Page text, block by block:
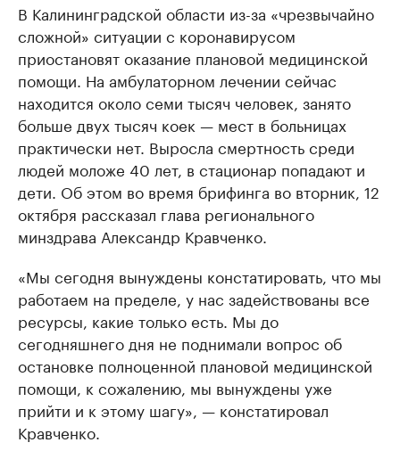
В Калининградской области из-за «чрезвычайно
сложной» ситуации с коронавирусом
приостановят оказание плановой медицинской
помощи. На амбулаторном лечении сейчас
находится около семи тысяч человек, занято
больше двух тысяч коек — мест в больницах
практически нет. Выросла смертность среди
людей моложе 40 лет, в стационар попадают и
дети. Об этом во время брифинга во вторник, 12
октября рассказал глава регионального
минздрава Александр Кравченко.
«Мы сегодня вынуждены констатировать, что мы
работаем на пределе, у нас задействованы все
ресурсы, какие только есть. Мы до
сегодняшнего дня не поднимали вопрос об
остановке полноценной плановой медицинской
помощи, к сожалению, мы вынуждены уже
прийти и к этому шагу», — констатировал
Кравченко.